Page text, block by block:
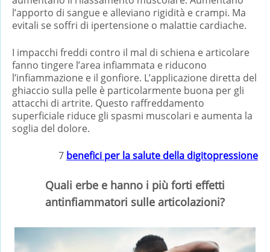
l’apporto di sangue e alleviano rigidità e crampi. Ma
evitali se soffri di ipertensione o malattie cardiache.
I impacchi freddi contro il mal di schiena e articolare
fanno tingere l’area infiammata e riducono
l’infiammazione e il gonfiore. L’applicazione diretta del
ghiaccio sulla pelle è particolarmente buona per gli
attacchi di artrite. Questo raffreddamento
superficiale riduce gli spasmi muscolari e aumenta la
soglia del dolore.
7 benefici per la salute della digitopressione
Quali erbe e hanno i più forti effetti
antinfiammatori sulle articolazioni?